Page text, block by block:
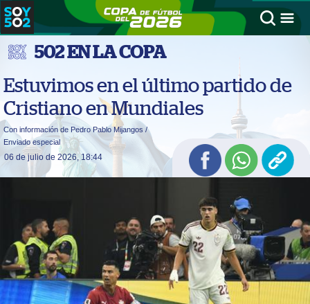
502 EN LA COPA
Estuvimos en el último partido de
Cristiano en Mundiales
Con información de Pedro Pablo Mijangos /
Enviado especial
06 de julio de 2026, 18:44